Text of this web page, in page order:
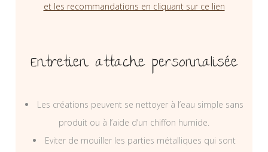
et les recommandations en cliquant sur ce lien
Entretien attache personnalisée
Les créations peuvent se nettoyer à l’eau simple sans
produit ou à l’aide d’un chiffon humide.
Eviter de mouiller les parties métalliques qui sont